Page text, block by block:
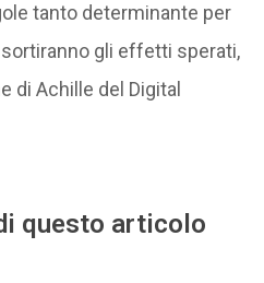
tanto determinante per
gli effetti sperati,
di Achille del Digital
questo articolo